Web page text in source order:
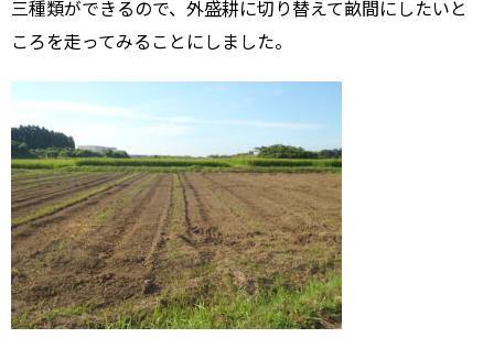
三種類ができるので、外盛耕に切り替えて畝間にしたいと
ころを走ってみることにしました。